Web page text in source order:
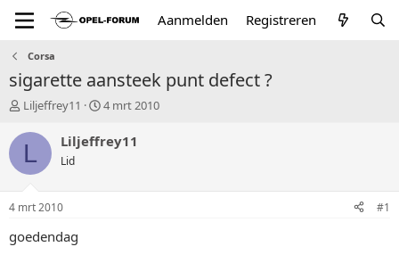
Aanmelden Registreren
Corsa
sigarette aansteek punt defect ?
T
p
a
r
Liljeffrey11
S
a
4 mrt 2010
L Liljeffrey11
Lid
4 mrt 2010 #1
goedendag